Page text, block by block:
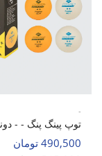
-
490,500 تومان